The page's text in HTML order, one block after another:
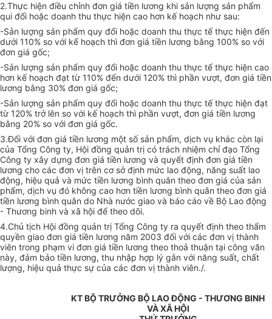
2.Thực hiện điều chỉnh đơn giá tiền lương khi sản lượng sản phẩm
qui đổi hoặc doanh thu thực hiện cao hơn kế hoạch như sau:
-Sản lượng sản phẩm quy đổi hoặc doanh thu thực tế thực hiện đến
dưới 110% so với kế hoạch thì đơn giá tiền lương bằng 100% so với
đơn giá gốc;
-Sản lượng sản phẩm quy đổi hoặc doanh thu thực tế thực hiện cao
hơn kế hoạch đạt từ 110% đến dưới 120% thì phần vượt, đơn giá tiền
lương bằng 30% đơn giá gốc;
-Sản lượng sản phẩm quy đổi hoặc doanh thu thực tế thực hiện đạt
từ 120% trở lên so với kế hoạch thì phần vượt, đơn giá tiền lương
bằng 20% so với đơn giá gốc.
3.Đối với đơn giá tiền lương một số sản phẩm, dịch vụ khác còn lại
của Tổng Công ty, Hội đồng quản trị có trách nhiệm chỉ đạo Tổng
Công ty xây dựng đơn giá tiền lương và quyết định đơn giá tiền
lương cho các đơn vị trên cơ sở định mức lao động, năng suất lao
động, hiệu quả và mức tiền lương bình quân theo đơn giá của sản
phẩm, dịch vụ đó không cao hơn tiền lương bình quân theo đơn giá
tiền lương bình quân do Nhà nước giao và báo cáo về Bộ Lao động
- Thương binh và xã hội để theo dõi.
4.Chủ tịch Hội đồng quản trị Tổng Công ty ra quyết định theo thẩm
quyền giao đơn giá tiền lương năm 2003 đối với các đơn vị thành
viên trong phạm vi đơn giá tiền lương theo thoả thuận tại công văn
này, đảm bảo tiền lương, thu nhập hợp lý gắn với năng suất, chất
lượng, hiệu quả thực sự của các đơn vị thành viên./.
KT BỘ TRƯỞNG BỘ LAO ĐỘNG - THƯƠNG BINH
VÀ XÃ HỘI